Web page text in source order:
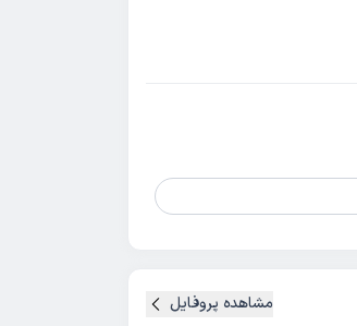
مشاهده پروفایل